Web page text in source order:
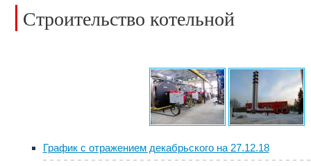
Строительство котельной
График с отражением декабрьского на 27.12.18